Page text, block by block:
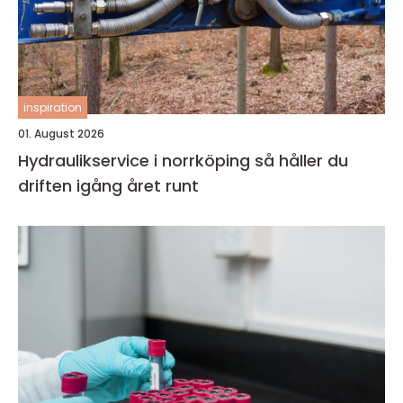
inspiration
01. August 2026
Hydraulikservice i norrköping så håller du
driften igång året runt